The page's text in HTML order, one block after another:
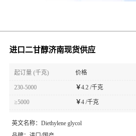
进口二甘醇济南现货供应
起订量 (千克) 价格
230-5000 ￥4.2 /千克
≥5000 ￥4 /千克
英文名称： Diethylene glycol